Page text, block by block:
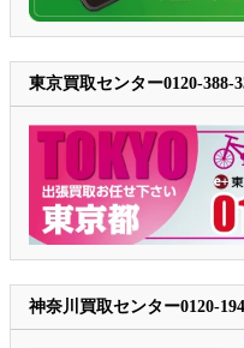
東京買取センター0120-388-
神奈川買取センター0120-